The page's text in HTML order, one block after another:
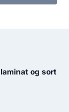
og sort